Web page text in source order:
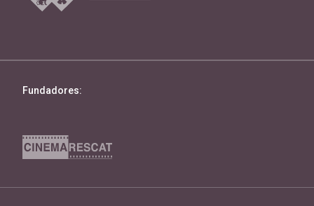
Fundadores: